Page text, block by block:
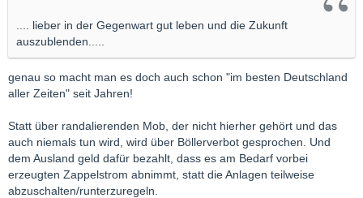
.... lieber in der Gegenwart gut leben und die Zukunft
auszublenden.....
genau so macht man es doch auch schon "im besten Deutschland
aller Zeiten" seit Jahren!
Statt über randalierenden Mob, der nicht hierher gehört und das
auch niemals tun wird, wird über Böllerverbot gesprochen. Und
dem Ausland geld dafür bezahlt, dass es am Bedarf vorbei
erzeugten Zappelstrom abnimmt, statt die Anlagen teilweise
abzuschalten/runterzuregeln.